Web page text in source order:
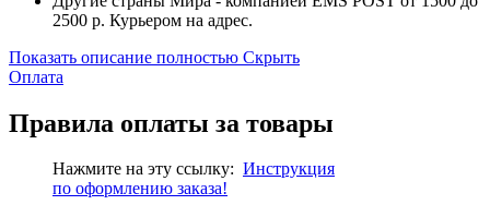
2500 р. Курьером на адрес.
Показать описание полностью Скрыть
Оплата
Правила оплаты за товары
Нажмите на эту ссылку: Инструкция
по оформлению заказа!